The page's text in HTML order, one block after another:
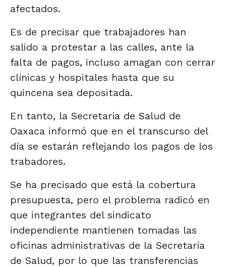
afectados.
Es de precisar que trabajadores han
salido a protestar a las calles, ante la
falta de pagos, incluso amagan con cerrar
clínicas y hospitales hasta que su
quincena sea depositada.
En tanto, la Secretaría de Salud de
Oaxaca informó que en el transcurso del
día se estarán reflejando los pagos de los
trabadores.
Se ha precisado que está la cobertura
presupuesta, pero el problema radicó en
que integrantes del sindicato
independiente mantienen tomadas las
oficinas administrativas de la Secretaría
de Salud, por lo que las transferencias